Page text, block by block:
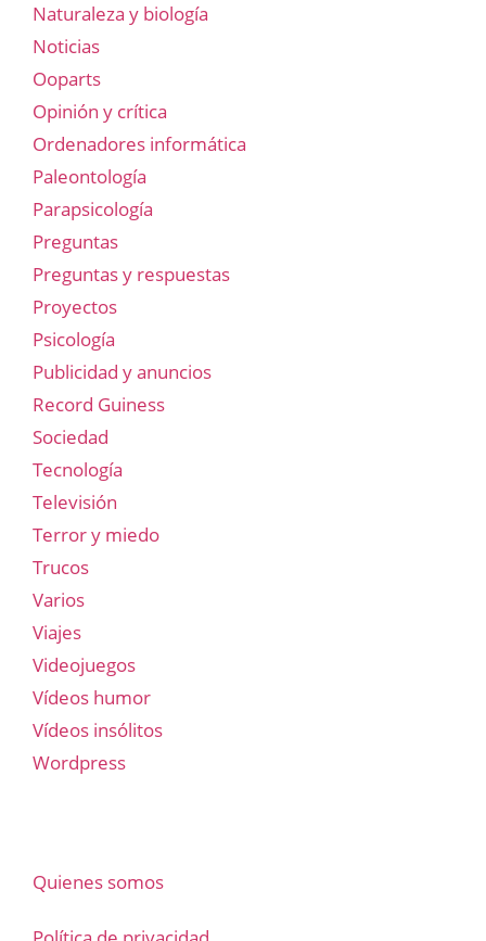
Naturaleza y biología
Noticias
Ooparts
Opinión y crítica
Ordenadores informática
Paleontología
Parapsicología
Preguntas
Preguntas y respuestas
Proyectos
Psicología
Publicidad y anuncios
Record Guiness
Sociedad
Tecnología
Televisión
Terror y miedo
Trucos
Varios
Viajes
Videojuegos
Vídeos humor
Vídeos insólitos
Wordpress
Quienes somos